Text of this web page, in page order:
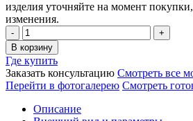
изделия уточняйте на момент
изменения.
Комплекс
барбекю
ASTOV
BBQ
/
АСТОВ
БАРБЕКЮ
№
В корзину
Где купить
Заказать консультацию Смотреть все
Перейти в фотогалерею Смотреть
Описание